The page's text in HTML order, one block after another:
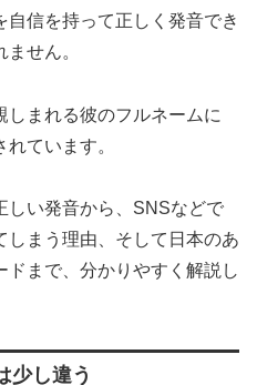
信を持って正しく発音でき
せん。
しまれる彼のフルネームに
ています。
しい発音から、SNSなどで
しまう理由、そして日本のあ
まで、分かりやすく解説し
少し違う